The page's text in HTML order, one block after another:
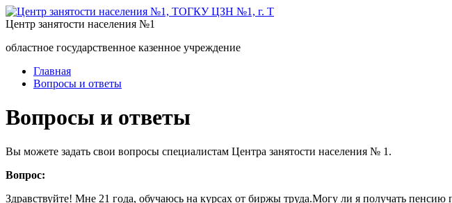
Центр занятости населения №1
областное государственное казенное учреждение
Главная
Вопросы и ответы
Вопросы и ответы
Вы можете задать свои вопросы специалистам Центра занятости населения № 1.
Вопрос:
Здравствуйте! Мне 21 года, обучаюсь на курсах от биржы труда.Могу ли я получать пенсию